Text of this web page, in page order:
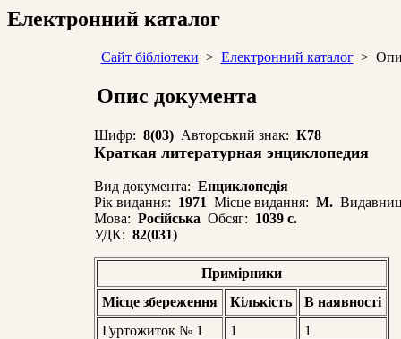
Електронний каталог
Сайт бібліотеки > Електронний каталог>
Опис документа
Шифр: 8(03)Авторський знак: К78
Краткая литературная энциклопедия
Вид документа: Енциклопедія
Рік видання: 1971 Місце видання: М.
Мова: Російська Обсяг: 1039 с.
УДК: 82(031)
Примірники
Місце збереження
Кількість
В наявностi
Гуртожиток № 1
1 1